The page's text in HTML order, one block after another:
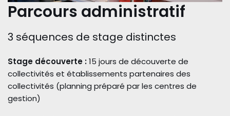
Parcours administratif
3 séquences de stage distinctes
Stage découverte : 15 jours de découverte de
collectivités et établissements partenaires des
collectivités (planning préparé par les centres de
gestion)